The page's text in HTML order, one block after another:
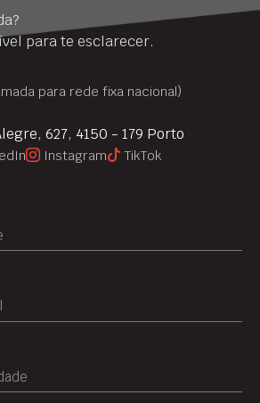
para te esclarecer.
para rede fixa nacional)
627, 4150 - 179 Porto
Instagram TikTok